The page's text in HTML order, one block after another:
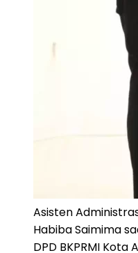
Asisten
Habiba Saimima
DPD BKPRMI